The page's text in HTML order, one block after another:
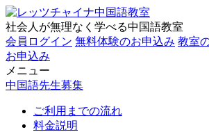
社会人が無理なく学べる中国語教室
会員ログイン 無料体験のお申込み 教室
お申込み
メニュー
中国語先生募集
ご利用までの流れ
料金説明